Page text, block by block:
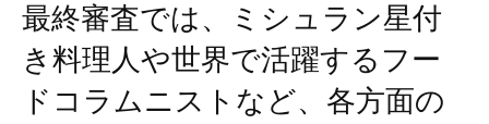
最終審査では、ミシュラン星付
き料理人や世界で活躍するフー
ドコラムニストなど、各方面の